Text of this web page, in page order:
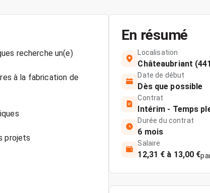
recherche un(e)
à la fabrication de
projets
En résumé
Localisation
Châteaubriant
Date de début
Dès que possible
Contrat
Intérim - Temps
Durée du contrat
6 mois
Salaire
12,31 € à 13,00 €